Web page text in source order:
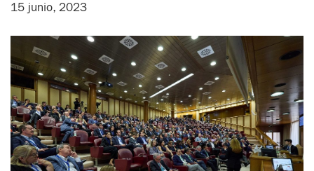
15 junio, 2023